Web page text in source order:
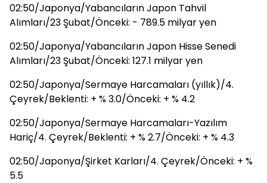
02:50/Japonya/Yabancıların Japon Tahvil
Alımları/23 Şubat/Önceki: - 789.5 milyar yen
02:50/Japonya/Yabancıların Japon Hisse Senedi
Alımları/23 Şubat/Önceki: 127.1 milyar yen
02:50/Japonya/Sermaye Harcamaları (yıllık)/4.
Çeyrek/Beklenti: + % 3.0/Önceki: + % 4.2
02:50/Japonya/Sermaye Harcamaları-Yazılım
Hariç/4. Çeyrek/Beklenti: + % 2.7/Önceki: + % 4.3
02:50/Japonya/Şirket Karları/4. Çeyrek/Önceki: + %
5.5